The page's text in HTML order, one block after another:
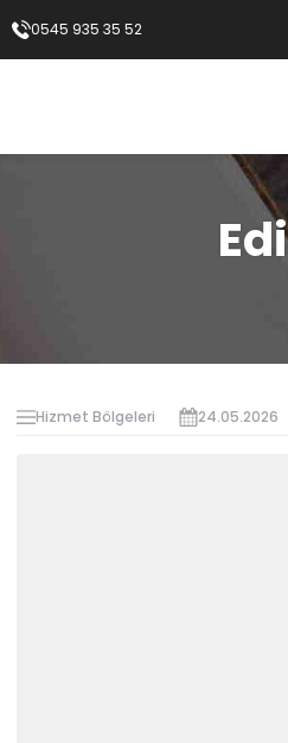
0545 935 35 52
Hizmet Bölgeleri 24.05.2026